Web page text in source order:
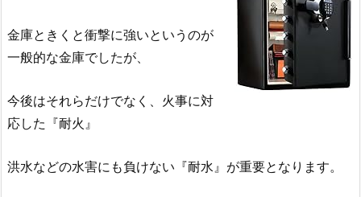
金庫ときくと衝撃に強いというのが
一般的な金庫でしたが、
今後はそれらだけでなく、火事に対
応した『耐火』
洪水などの水害にも負けない『耐水』が重要となります。